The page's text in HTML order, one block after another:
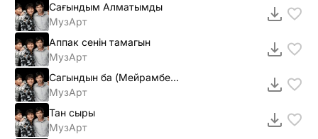
Сағындым Алматымды
МузАрт
Аппак сенiн тамагын
МузАрт
Сагындын ба (Мейрамбек Беспаев)
МузАрт
Тан сыры
МузАрт